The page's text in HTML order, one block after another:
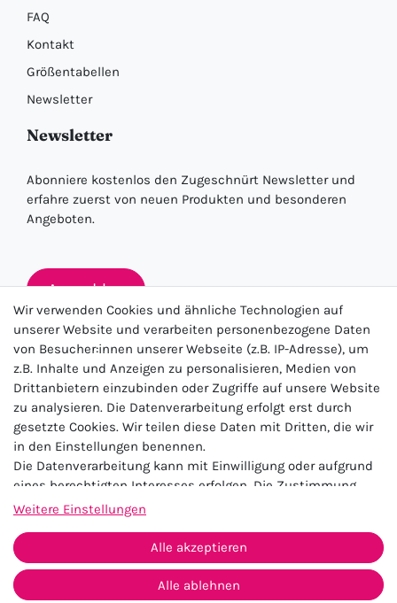
FAQ
Kontakt
Größentabellen
Newsletter
Newsletter
Abonniere kostenlos den Zugeschnürt Newsletter und
erfahre zuerst von neuen Produkten und besonderen
Angeboten.
Anmelden
★★★★★
4.5 / 5.0 (23.143)
Impressum Daten­schutz­erklärung
AGB
Widerrufs­recht
Kontakt
Vertrag widerrufen
Wir verwenden Cookies und ähnliche Technologien auf
unserer Website und verarbeiten personenbezogene Daten
von Besucher:innen unserer Webseite (z.B. IP-Adresse), um
z.B. Inhalte und Anzeigen zu personalisieren, Medien von
Drittanbietern einzubinden oder Zugriffe auf unsere Website
zu analysieren. Die Datenverarbeitung erfolgt erst durch
gesetzte Cookies. Wir teilen diese Daten mit Dritten, die wir
in den Einstellungen benennen.
Die Datenverarbeitung kann mit Einwilligung oder aufgrund
eines berechtigten Interesses erfolgen. Die Zustimmung
kann erteilt oder abgelehnt werden. Es besteht das Recht,
Zeitpunkt zu ändern oder zu widerrufen. Beachten Sie unser
Impressumund weitere Hinweise zur Verwendung
personenbezogener Daten in unserer
Weitere Einstellungen
Alle akzeptieren
Alle ablehnen